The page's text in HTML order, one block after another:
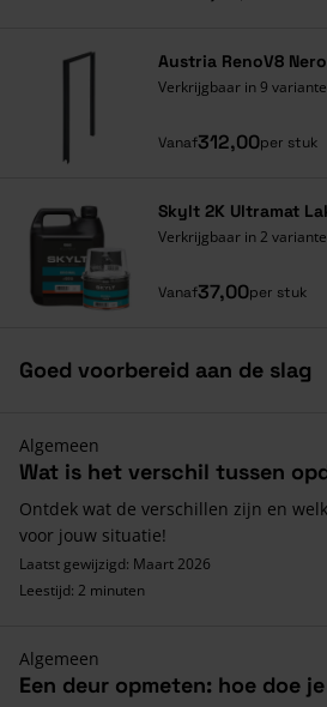
Austria RenoV8
Verkrijgbaar in 9
Vanaf312,00per stuk
Skylt 2K Ultramat
Verkrijgbaar in 2
Vanaf37,00per stuk
Goed voorbereid aan de slag
Algemeen
Wat is het verschil tussen
Ontdek wat de verschillen zijn en
voor jouw situatie!
Laatst gewijzigd: Maart 2026
Leestijd: 2 minuten
Algemeen
Een deur opmeten: hoe doe